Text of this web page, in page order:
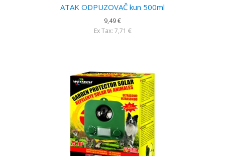
ATAK ODPUZOVAČ kun 500ml
9,49 €
Ex Tax: 7,71 €